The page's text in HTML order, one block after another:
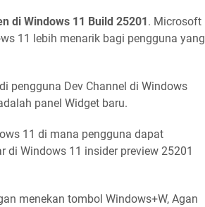
di Windows 11 Build 25201. Microsoft
11 lebih menarik bagi pengguna yang
pengguna Dev Channel di Windows
panel Widget baru.
11 di mana pengguna dapat
di Windows 11 insider preview 25201
menekan tombol Windows+W, Agan